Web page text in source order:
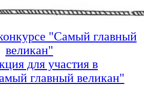
"Самый главный
великан"
для участия в
главный великан"